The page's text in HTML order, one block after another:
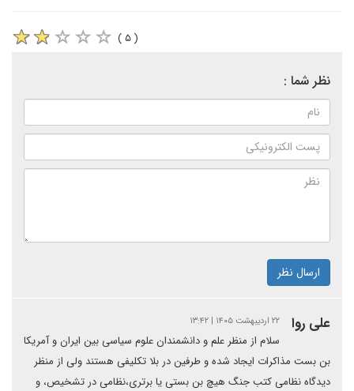
( ۵ )
نظر شما :
ارسال نظر
علی روا ۲۲ اردیبهشت ۱۴۰۵ | ۱۳:۴۲
سلام از منظر علم و دانشمندان علوم سیاسی بین ایران و آمریکا
بن بست مذاکرات ایجاد شده و طرفین در بلا تکلیفی هستند ولی از منظر
دیدگاه نظامی کتب جنگ هیچ بن بستی یا برتری،نظامی در تشخیص، و